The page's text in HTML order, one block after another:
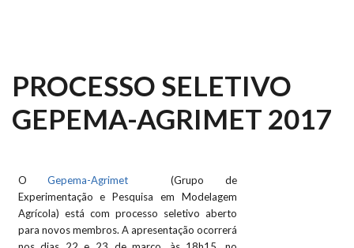
PROCESSO SELETIVO
GEPEMA-AGRIMET 2017
OGepema-Agrimet
(Grupo de
Experimentação e Pesquisa em Modelagem
Agrícola) está com processo seletivo aberto
para novos membros. A apresentação ocorrerá